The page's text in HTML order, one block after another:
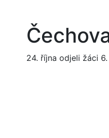
24. října odjeli žáci